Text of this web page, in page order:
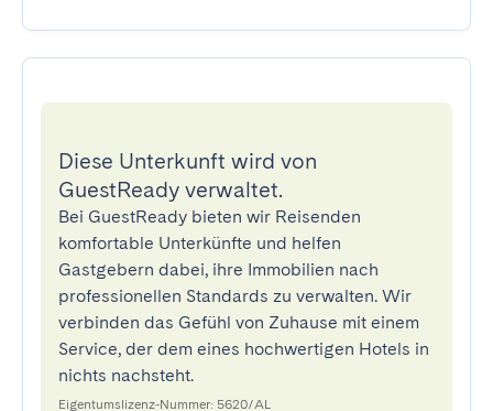
Diese Unterkunft wird von
GuestReady verwaltet.
Bei GuestReady bieten wir Reisenden
komfortable Unterkünfte und helfen
Gastgebern dabei, ihre Immobilien nach
professionellen Standards zu verwalten. Wir
verbinden das Gefühl von Zuhause mit einem
Service, der dem eines hochwertigen Hotels in
nichts nachsteht.
Eigentumslizenz-Nummer: 5620/AL